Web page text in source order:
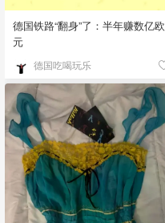
德国铁路“翻身”了：半年赚数亿欧
元
德国吃喝玩乐